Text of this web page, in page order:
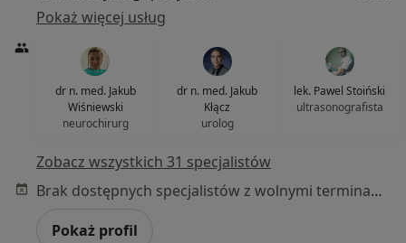
Pokaż więcej usług
dr n. med. Jakub
Wiśniewski
neurochirurg
dr n. med. Jakub
Kłącz
urolog
lek. Pawel Stoiński
ultrasonografista
Zobacz wszystkich 31 specjalistów
Brak dostępnych specjalistów z wolnymi terminami w tym centrum medycznym.
Pokaż profil